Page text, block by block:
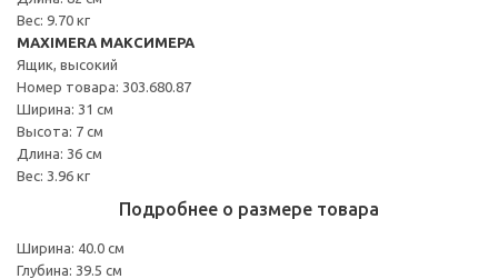
Вес: 9.70 кг
MAXIMERA МАКСИМЕРА
Ящик, высокий
Номер товара: 303.680.87
Ширина: 31 см
Высота: 7 см
Длина: 36 см
Вес: 3.96 кг
Подробнее о размере товара
Ширина: 40.0 см
Глубина: 39.5 см